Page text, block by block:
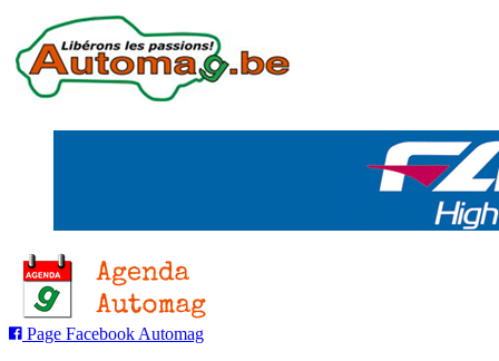
Page Facebook Automag